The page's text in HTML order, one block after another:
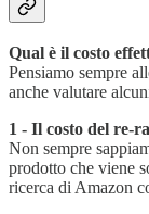
Qual è il costo
Pensiamo sempre
anche valutare
1 - Il costo del re-
Non sempre
prodotto che viene
ricerca di Amazon